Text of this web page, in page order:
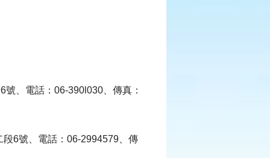
、電話：06-390l030、傳真：
6號、電話：06-2994579、傳